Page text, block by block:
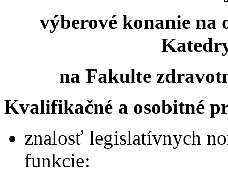
výberové konanie na
na Fakulte
Kvalifikačné a osobitné
znalosť legislatívnych
funkcie: